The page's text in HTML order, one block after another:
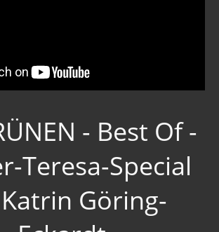
- Best Of -
Teresa-Special
Göring-